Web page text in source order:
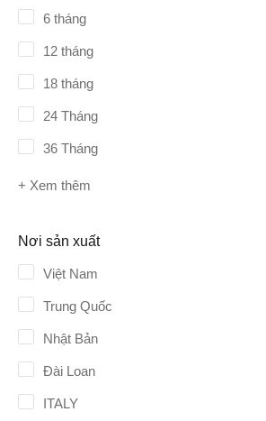
6 tháng
12 tháng
18 tháng
24 Tháng
36 Tháng
+ Xem thêm
Nơi sản xuất
Việt Nam
Trung Quốc
Nhật Bản
Đài Loan
ITALY